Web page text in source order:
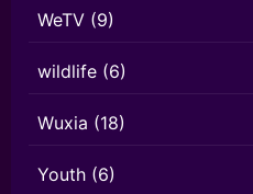
WeTV (9)
wildlife (6)
Wuxia (18)
Youth (6)